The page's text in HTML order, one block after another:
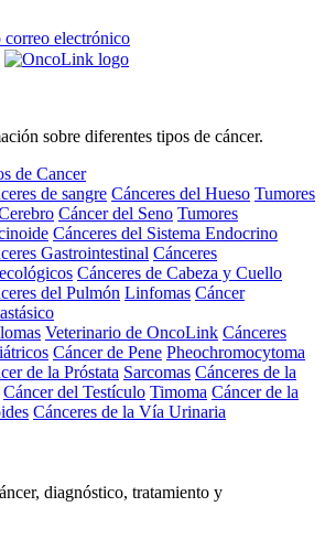
correo electrónico
sobre diferentes tipos de cáncer.
de Cancer
de sangre Cánceres del Hueso Tumores
Cáncer del Seno Tumores
Cánceres del Sistema Endocrino
Gastrointestinal Cánceres
Cánceres de Cabeza y Cuello
del Pulmón Linfomas Cáncer
Veterinario de OncoLink Cánceres
Cáncer de Pene Pheochromocytoma
de la Próstata Sarcomas Cánceres de la
Cáncer del Testículo Timoma Cáncer de la
Cánceres de la Vía Urinaria
diagnóstico, tratamiento y